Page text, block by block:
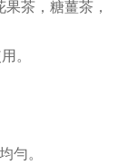
茶，糖薑茶，
。
勻。